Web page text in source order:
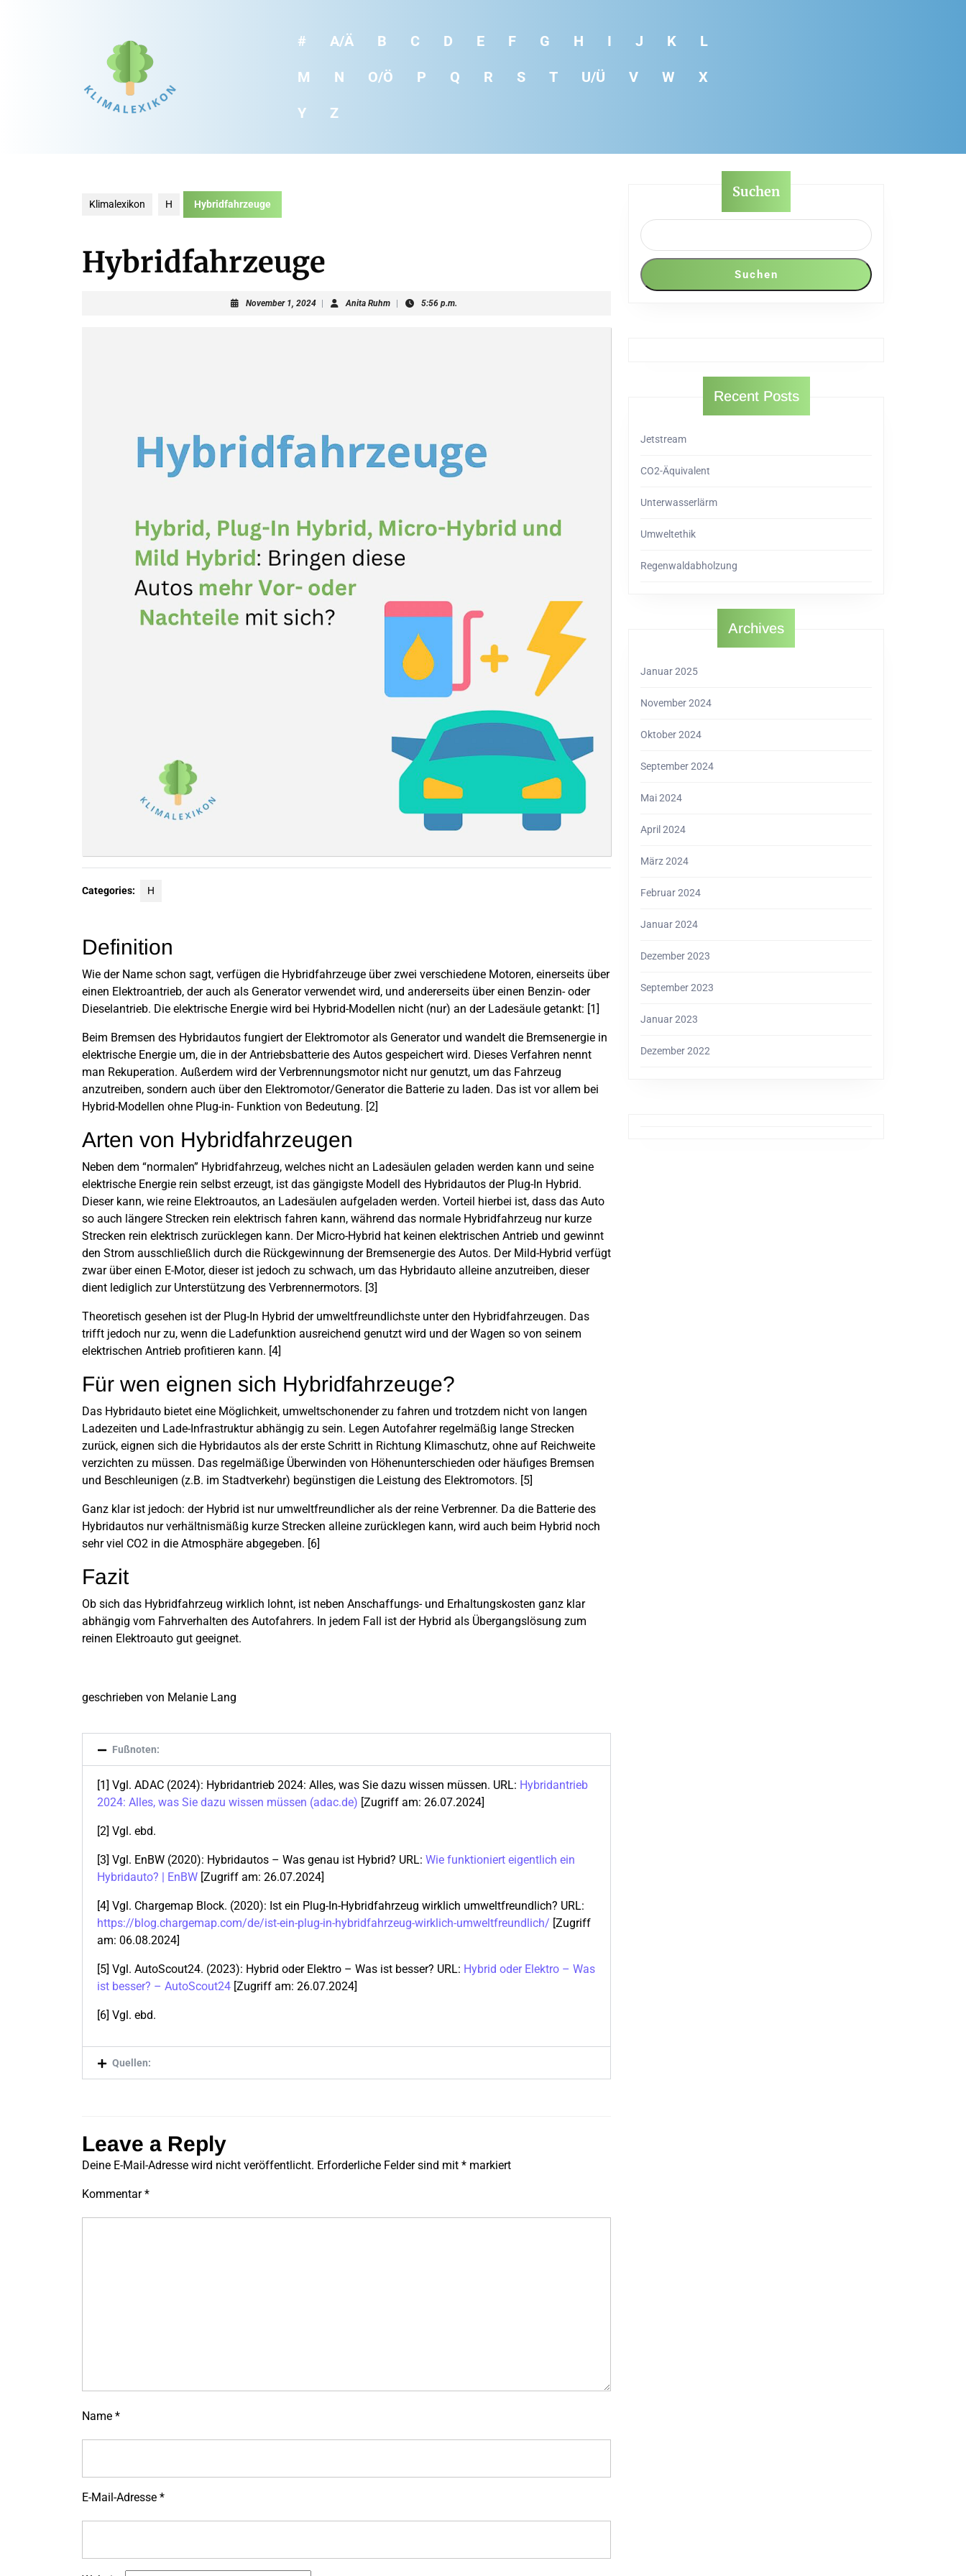
# A/Ä B C D E F G H I J K L
M N O/Ö P Q R S T U/Ü V W X
Y Z
Klimalexikon H Hybridfahrzeuge
Hybridfahrzeuge
November 1, 2024 Anita Ruhm 5:56 p.m.
Categories: H
Definition
Wie der Name schon sagt, verfügen die Hybridfahrzeuge über zwei verschiedene Motoren, einerseits über
einen Elektroantrieb, der auch als Generator verwendet wird, und andererseits über einen Benzin- oder
Dieselantrieb. Die elektrische Energie wird bei Hybrid-Modellen nicht (nur) an der Ladesäule getankt: [1]
Beim Bremsen des Hybridautos fungiert der Elektromotor als Generator und wandelt die Bremsenergie in
elektrische Energie um, die in der Antriebsbatterie des Autos gespeichert wird. Dieses Verfahren nennt
man Rekuperation. Außerdem wird der Verbrennungsmotor nicht nur genutzt, um das Fahrzeug
anzutreiben, sondern auch über den Elektromotor/Generator die Batterie zu laden. Das ist vor allem bei
Hybrid-Modellen ohne Plug-in- Funktion von Bedeutung. [2]
Arten von Hybridfahrzeugen
Neben dem “normalen” Hybridfahrzeug, welches nicht an Ladesäulen geladen werden kann und seine
elektrische Energie rein selbst erzeugt, ist das gängigste Modell des Hybridautos der Plug-In Hybrid.
Dieser kann, wie reine Elektroautos, an Ladesäulen aufgeladen werden. Vorteil hierbei ist, dass das Auto
so auch längere Strecken rein elektrisch fahren kann, während das normale Hybridfahrzeug nur kurze
Strecken rein elektrisch zurücklegen kann. Der Micro-Hybrid hat keinen elektrischen Antrieb und gewinnt
den Strom ausschließlich durch die Rückgewinnung der Bremsenergie des Autos. Der Mild-Hybrid verfügt
zwar über einen E-Motor, dieser ist jedoch zu schwach, um das Hybridauto alleine anzutreiben, dieser
dient lediglich zur Unterstützung des Verbrennermotors. [3]
Theoretisch gesehen ist der Plug-In Hybrid der umweltfreundlichste unter den Hybridfahrzeugen. Das
trifft jedoch nur zu, wenn die Ladefunktion ausreichend genutzt wird und der Wagen so von seinem
elektrischen Antrieb profitieren kann. [4]
Für wen eignen sich Hybridfahrzeuge?
Das Hybridauto bietet eine Möglichkeit, umweltschonender zu fahren und trotzdem nicht von langen
Ladezeiten und Lade-Infrastruktur abhängig zu sein. Legen Autofahrer regelmäßig lange Strecken
zurück, eignen sich die Hybridautos als der erste Schritt in Richtung Klimaschutz, ohne auf Reichweite
verzichten zu müssen. Das regelmäßige Überwinden von Höhenunterschieden oder häufiges Bremsen
und Beschleunigen (z.B. im Stadtverkehr) begünstigen die Leistung des Elektromotors. [5]
Ganz klar ist jedoch: der Hybrid ist nur umweltfreundlicher als der reine Verbrenner. Da die Batterie des
Hybridautos nur verhältnismäßig kurze Strecken alleine zurücklegen kann, wird auch beim Hybrid noch
sehr viel CO2 in die Atmosphäre abgegeben. [6]
Fazit
Ob sich das Hybridfahrzeug wirklich lohnt, ist neben Anschaffungs- und Erhaltungskosten ganz klar
abhängig vom Fahrverhalten des Autofahrers. In jedem Fall ist der Hybrid als Übergangslösung zum
reinen Elektroauto gut geeignet.
geschrieben von Melanie Lang
Fußnoten:
[1] Vgl. ADAC (2024): Hybridantrieb 2024: Alles, was Sie dazu wissen müssen. URL: Hybridantrieb
2024: Alles, was Sie dazu wissen müssen (adac.de) [Zugriff am: 26.07.2024]
[2] Vgl. ebd.
[3] Vgl. EnBW (2020): Hybridautos – Was genau ist Hybrid? URL: Wie funktioniert eigentlich ein
Hybridauto? | EnBW [Zugriff am: 26.07.2024]
[4] Vgl. Chargemap Block. (2020): Ist ein Plug-In-Hybridfahrzeug wirklich umweltfreundlich? URL:
https://blog.chargemap.com/de/ist-ein-plug-in-hybridfahrzeug-wirklich-umweltfreundlich/ [Zugriff
am: 06.08.2024]
[5] Vgl. AutoScout24. (2023): Hybrid oder Elektro – Was ist besser? URL: Hybrid oder Elektro – Was
ist besser? – AutoScout24 [Zugriff am: 26.07.2024]
[6] Vgl. ebd.
Quellen:
Leave a Reply
Deine E-Mail-Adresse wird nicht veröffentlicht. Erforderliche Felder sind mit * markiert
Kommentar*
Name *
E-Mail-Adresse *
Suchen
Suchen
Recent Posts
Jetstream
CO2-Äquivalent
Unterwasserlärm
Umweltethik
Regenwaldabholzung
Archives
Januar 2025
November 2024
Oktober 2024
September 2024
Mai 2024
April 2024
März 2024
Februar 2024
Januar 2024
Dezember 2023
September 2023
Januar 2023
Dezember 2022